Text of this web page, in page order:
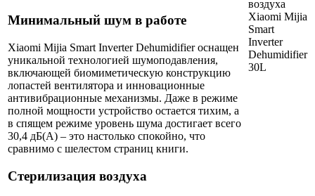
Минимальный шум в работе
Xiaomi Mijia Smart Inverter Dehumidifier оснащен
уникальной технологией шумоподавления,
включающей биомиметическую конструкцию
лопастей вентилятора и инновационные
антивибрационные механизмы. Даже в режиме
полной мощности устройство остается тихим, а
в спящем режиме уровень шума достигает всего
30,4 дБ(А) – это настолько спокойно, что
сравнимо с шелестом страниц книги.
Стерилизация воздуха